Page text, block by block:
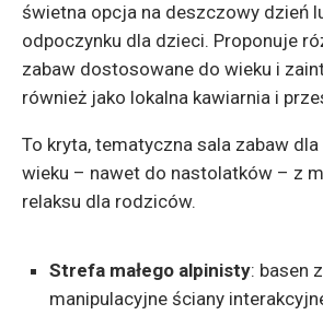
świetna opcja na deszczowy dzień
odpoczynku dla dzieci. Proponuje
zabaw dostosowane do wieku i
również jako lokalna kawiarnia i
To kryta, tematyczna sala zabaw
wieku – nawet do nastolatków – z
relaksu dla rodziców.
Strefa małego alpinisty: basen
manipulacyjne ściany